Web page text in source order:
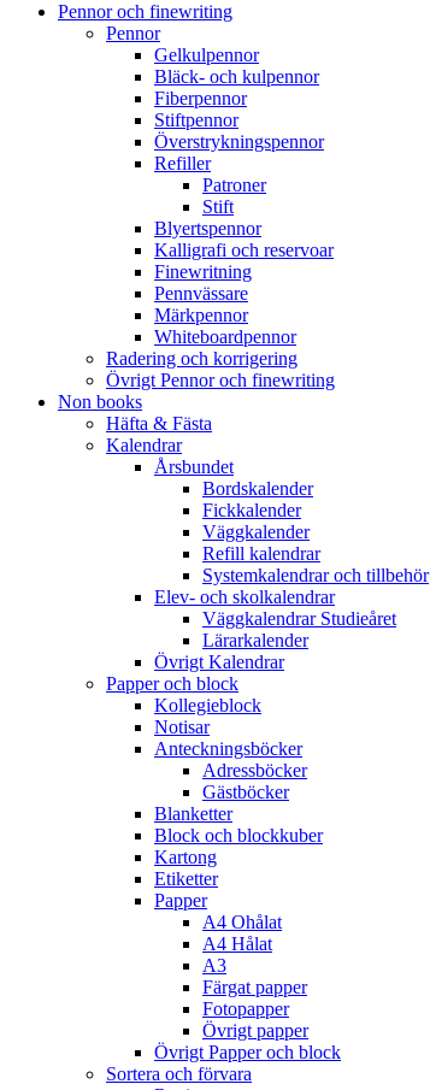
Pennor och finewriting
Pennor
Gelkulpennor
Bläck- och kulpennor
Fiberpennor
Stiftpennor
Överstrykningspennor
Refiller
Patroner
Stift
Blyertspennor
Kalligrafi och reservoar
Finewritning
Pennvässare
Märkpennor
Whiteboardpennor
Radering och korrigering
Övrigt Pennor och finewriting
Non books
Häfta & Fästa
Kalendrar
Årsbundet
Bordskalender
Fickkalender
Väggkalender
Refill kalendrar
Systemkalendrar och tillbehör
Elev- och skolkalendrar
Väggkalendrar Studieåret
Lärarkalender
Övrigt Kalendrar
Papper och block
Kollegieblock
Notisar
Anteckningsböcker
Adressböcker
Gästböcker
Blanketter
Block och blockkuber
Kartong
Etiketter
Papper
A4 Ohålat
A4 Hålat
A3
Färgat papper
Fotopapper
Övrigt papper
Övrigt Papper och block
Sortera och förvara